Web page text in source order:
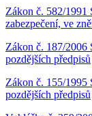
Zákon č. 582/1991
zabezpečení, ve
Zákon č. 187/2006
pozdějších předpisů
Zákon č. 155/1995
pozdějších předpisů